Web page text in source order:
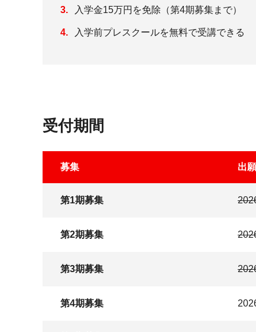
入学金15万円を免除（第4期募集まで）
入学前プレスクールを無料で受講できる
受付期間
募集 出
第1期募集
第2期募集
第3期募集
第4期募集